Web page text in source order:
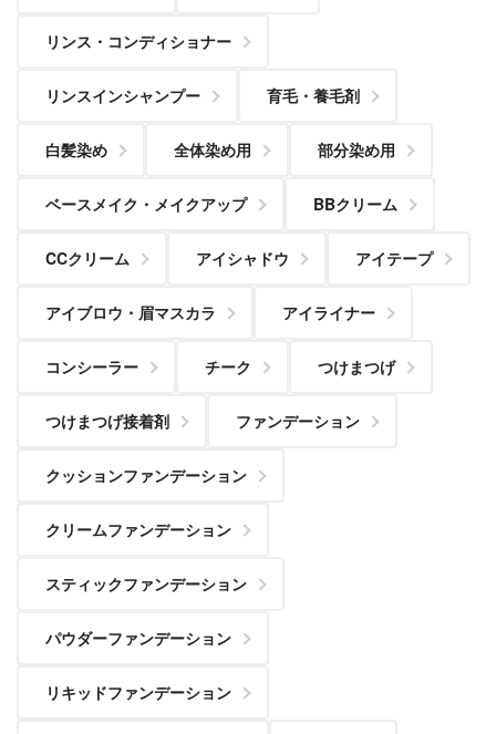
リンス・コンディショナー
リンスインシャンプー 育毛・養毛剤
白髪染め 全体染め用 部分染め用
ベースメイク・メイクアップ BBクリーム
CCクリーム アイシャドウ アイテープ
アイブロウ・眉マスカラ アイライナー
コンシーラー チーク つけまつげ
つけまつげ接着剤 ファンデーション
クッションファンデーション
クリームファンデーション
スティックファンデーション
パウダーファンデーション
リキッドファンデーション